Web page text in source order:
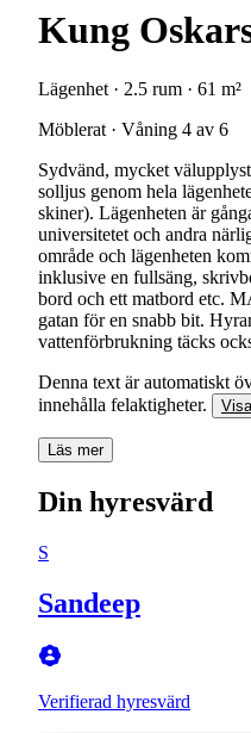
Kung
Lägenhet · 2.5 rum · 61 m²
Möblerat · Våning 4 av 6
Sydvänd, mycket
solljus genom hela
skiner). Lägenheten är
universitetet och andra
område och lägenheten
inklusive en fullsäng,
bord och ett matbord etc.
gatan för en snabb bit.
vattenförbrukning täcks
Denna text är automatiskt
innehålla felaktigheter.
Läs mer
Din hyresvärd
S
Sandeep
Verifierad hyresvärd